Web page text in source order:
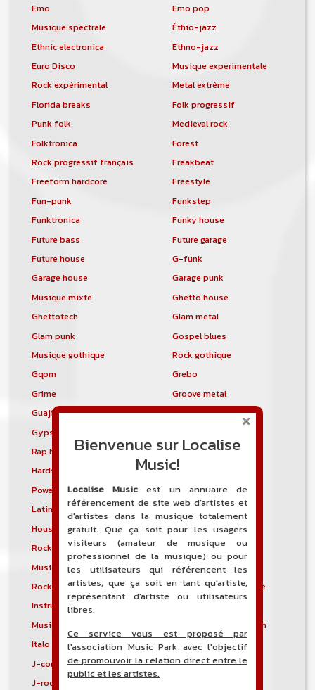
Emo
Emo pop
Musique spectrale
Éthio-jazz
Ethnic electronica
Ethno-jazz
Euro Disco
Musique expérimentale
Rock expérimental
Metal extrême
Florida breaks
Folk progressif
Punk folk
Medieval rock
Folktronica
Forest
Rock progressif français
Freakbeat
Freeform hardcore
Freestyle
Fun-punk
Funkstep
Funktronica
Funky house
Future bass
Future garage
Future house
G-funk
Garage house
Garage punk
Musique mixte
Ghetto house
Ghettotech
Glam metal
Glam punk
Gospel blues
Musique gothique
Rock gothique
Gqom
Grebo
Grime
Groove metal
Guajira
Guaracha
Gypsy punk
Rap hardcore
Industrial hardcore
Hardstep
Hardstyle
Power noise
Heavenly voices
Latin metal
Musique hindoustanie
House progressive
Tropical house
Rock indépendant
Indietronica
Musique industrielle
Metal industriel
Rock industriel
Musique instrumentale
Instrumental
Musique irlandaise
Rock progressif italien
Italo Disco
Italo house
J-core
J-pop
J-rock
Bienvenue sur Localise
Music!
Localise Music est un annuaire de
référencement de site web d'artistes et
d'artistes dans la musique totalement
gratuit. Que ça soit pour les usagers
visiteurs (amateur de musique ou
professionnel de la musique) ou pour
les utilisateurs qui référencent les
artistes, que ça soit en tant qu'artiste,
représentant d'artiste ou utilisateurs
libres.
Ce service vous est proposé par
l'association Music Park avec l'objectif
de promouvoir la relation direct entre le
public et les artistes.